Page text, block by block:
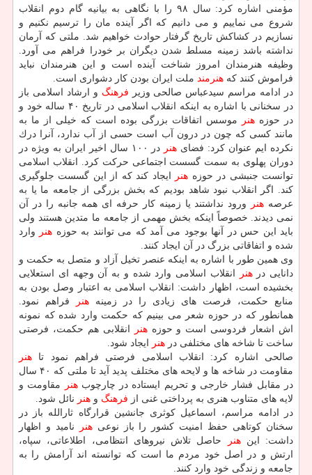
مؤمنی اشاره كرد: سال ۹۸ را با نگاهی به بیانیه گام دوم انقلاب
شروع می نماییم و می دانیم كه اگر آینده مان را ترسیم نكنیم و
نسازیم در كشاكش تاریخ گرفتار حوادث خواهیم شد. ملتی كه آرمان
نداشته باشد زمینه مسلط شدن دیگران بر خودرا فراهم می آورد.
وظیفه هنرمندان امروز شناخت آینده است و این هنرمندان نباید
فراموش كنند كه هنرمند ملت ایران بودن كار دشواری است.
در ادامه مراسم سیدعباس صالحی وزیر فرهنگ و ارشاد اسلامی باز
در سخنانی با اشاره به اینكه انقلاب اسلامی در تاریخ ۴۰ ساله خود و
در حوزه هنر
موسس اتفاقات بزرگی بوده است كه خیلی از ما به
مانند كسی كه چون در درون آب است حسی از آب ندارد، آنرا درك
نكرده ایم عنوان كرد: فضای هنر
در ۱۰۰ سال اخیر ایران به ویژه در
دوران پهلوی به سمت گسست اجتماعی حركت كرد. انقلاب اسلامی
توانست جنبشی در حوزه هنر
ایجاد كند كه از این گسست جلوگیری
كند. اگر انقلاب نبود شاهد بودیم كه بخش بزرگی از جامعه ما یا به
عرصه هنر
ورود نداشتند یا زمینه كار حرفه ای همه جانبه را در آن
نمی دیدند. خصوصاً اینكه بخش مهمی از جامعه ما متدین هستند ولی
باید این حس در آنها بوجود می آمد كه می توانند به حوزه هنر
وارد
شده و اتفاقاتی بزرگ در آن ایجاد كنند.
وی همین طور با اشاره به اینكه عنصر تخیل آزاد و متصل به حكمت و
دانایی درهنر
انقلاب اسلامی وارد شده و به آن وجهه ای استعلایی
بخشیده است، اظهار داشت: انقلاب اسلامی به اعتبار وصل بودن به
منابع حكمت، فرصت های زیادی را در زمینه هنر
فراهم نمود.
همانطور كه در حوزه شعر می بینیم كه حكمت وارد شده كه نمونه
اش اشعار فردوسی است و حوزههنر
انقلابی هم حكمت، فرصتی
ساخت تا شاخه های مختلفی در هنر
ایجاد شود.
صالحی اشاره كرد: انقلاب اسلامی فرصتی فراهم نمود تا هنر
مقاومت در شاخه ها و لایحه های مختلف پدید آید تا ملتی كه ۴۰ سال
در مقابل فشار خارجی و تحریم ایستاده در چارچوبهنر
مقاومت و
لایه های متناوب هنری به پرداختی غنی از فرهنگ و هنر نائل شود.
در ادامه مراسم، اسماعیل كوثری جانشین قرارگاه ثارالله باز در
سخنان كوتاهی حفظ امنیت كشور را باز نوعیهنر
نامید و اظهار
داشت: اینهنر
حاصل تلاش نیروهای انتظامی، اطلاعاتی، سپاه،
ارتش و در اصل خود مردم ما است كه توانسته اند آرامش را به
جامعه و زندگی خود وارد كنند.